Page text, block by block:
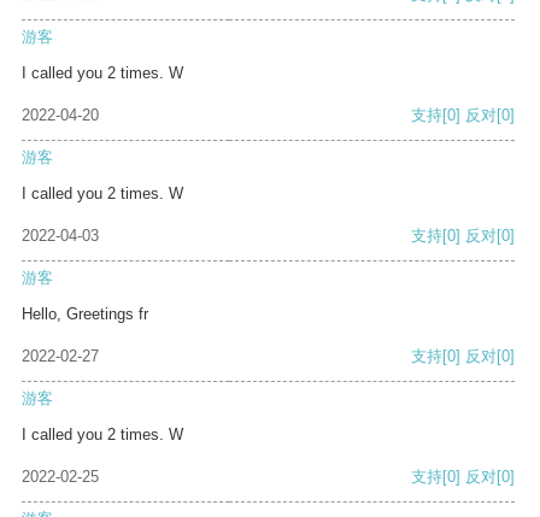
游客
I called you 2 times. W
2022-04-20 支持[0] 反对[0]
游客
I called you 2 times. W
2022-04-03 支持[0] 反对[0]
游客
Hello, Greetings fr
2022-02-27 支持[0] 反对[0]
游客
I called you 2 times. W
2022-02-25 支持[0] 反对[0]